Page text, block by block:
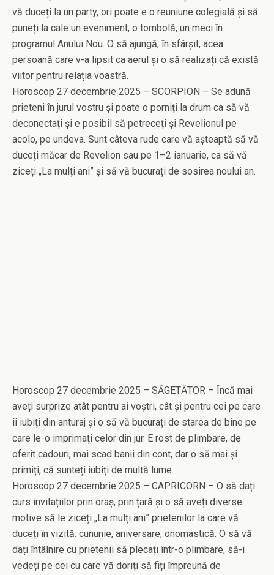
vă duceți la un party, ori poate e o reuniune colegială și să
puneți la cale un eveniment, o tombolă, un meci în
programul Anului Nou. O să ajungă, în sfârșit, acea
persoană care v-a lipsit ca aerul și o să realizați că există
viitor pentru relația voastră.
Horoscop 27 decembrie 2025 – SCORPION – Se adună
prieteni în jurul vostru și poate o porniți la drum ca să vă
deconectați și e posibil să petreceți și Revelionul pe
acolo, pe undeva. Sunt câteva rude care vă așteaptă să vă
duceți măcar de Revelion sau pe 1–2 ianuarie, ca să vă
ziceți „La mulți ani” și să vă bucurați de sosirea noului an.
Horoscop 27 decembrie 2025 – SĂGETĂTOR – Încă mai
aveți surprize atât pentru ai voștri, cât și pentru cei pe care
îi iubiți din anturaj și o să vă bucurați de starea de bine pe
care le-o imprimați celor din jur. E rost de plimbare, de
oferit cadouri, mai scad banii din cont, dar o să mai și
primiți, că sunteți iubiți de multă lume.
Horoscop 27 decembrie 2025 – CAPRICORN – O să dați
curs invitațiilor prin oraș, prin țară și o să aveți diverse
motive să le ziceți „La mulți ani” prietenilor la care vă
duceți în vizită: cununie, aniversare, onomastică. O să vă
dați întâlnire cu prietenii să plecați într-o plimbare, să-i
vedeți pe cei cu care vă doriți să fiți împreună de